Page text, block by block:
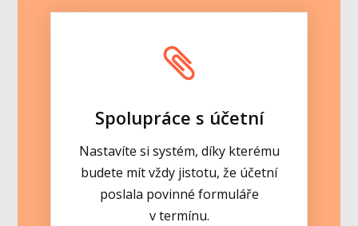
Spolupráce s účetní
Nastavíte si systém, díky kterému
budete mít vždy jistotu, že účetní
poslala povinné formuláře
v termínu.